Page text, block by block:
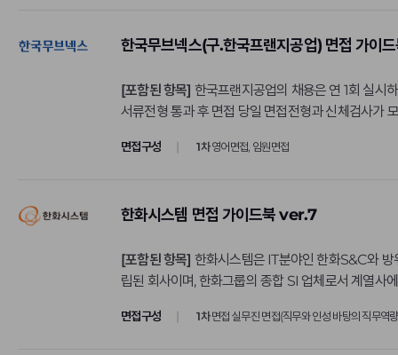
한국산림복지진흥원
한국산업은행
한국전력기술
한국철도공사
한국투자공사
한국무브넥스(구.한국프랜지공업) 면접 가이
[포함된 항목] 한국프랜지공업의 채용은 연 1회 실시
서류전형 통과 후 면접 당일 면접전형과 신체검사가 모두 진행되기도 하였습니다. 4년제 정규대학 2007년도 2월 졸업예정
면접구성 1차영어면접, 임원면접
한화시스템 면접 가이드북 ver.7
[포함된 항목] 한화시스템은 IT분야인 한화S&C와 방위산업분야의 한화탈레스의
립된 회사이며, 한화그룹의 종합 SI 업체로서 계열사
련한 것입니다. 한화시스템(구 한화탈레스)은 2000년 삼성전자와 프랑스의 탈레스 간 합작으로 만들어진 방산전문업체입니다. 전투지휘체계· 열영상 감시장비· 탐지추적장치 등 각종 군사 전자장
면접구성 1차면접 실무진 면접(직무와 인성 바탕의 직무역